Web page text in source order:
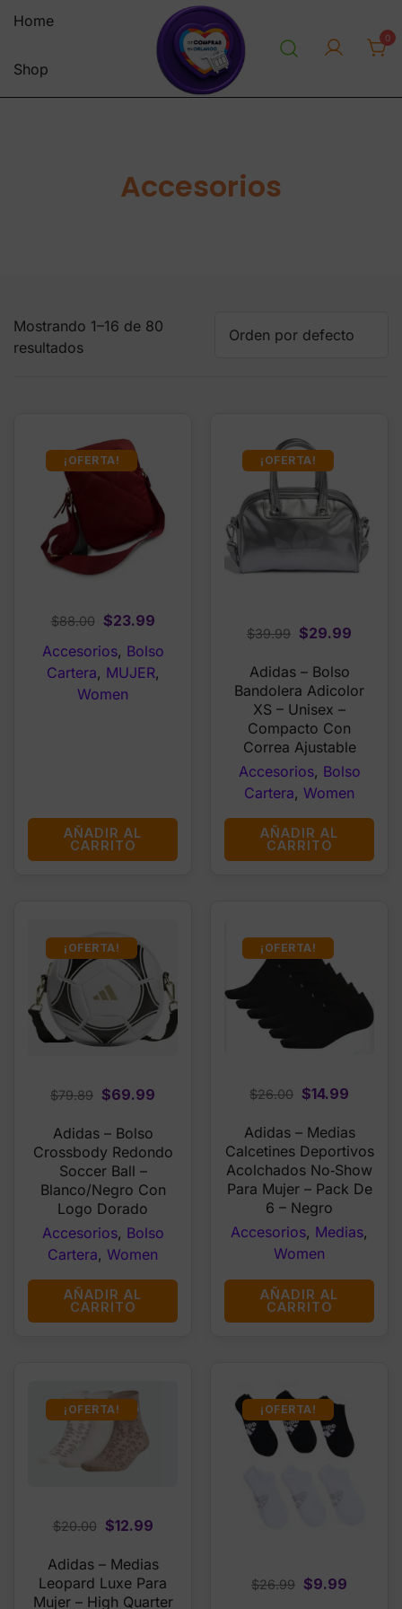
Home
Shop
0
Accesorios
Mostrando 1–16 de 80
resultados
¡OFERTA!
$88.00
Original
price
was:
$88.00.
$23.99Current
$23.99.
Accesorios, Bolso
Cartera, MUJER,
Women
AÑADIR AL
CARRITO
¡OFERTA!
$39.99 Original
was:
$39.99.
$29.99
Adidas – Bolso
Bandolera Adicolor
XS – Unisex –
Compacto Con
Correa Ajustable
Accesorios, Bolso
Cartera, Women
AÑADIR AL
CARRITO
¡OFERTA!
$79.89 Original
was:
$79.89.
$69.99
$69.99.
Adidas – Bolso
Crossbody Redondo
Soccer Ball –
Blanco/Negro Con
Logo Dorado
Accesorios, Bolso
Cartera, Women
AÑADIR AL
CARRITO
¡OFERTA!
$26.00 Original
was:
$26.00.
$14.99
is:
$14.99.
Adidas – Medias
Calcetines Deportivos
Acolchados No‑Show
Para Mujer – Pack De
6 – Negro
Accesorios, Medias,
Women
AÑADIR AL
CARRITO
¡OFERTA!
$20.00
Original
was:
$20.00.
$12.99Current
is:
$12.99.
Adidas – Medias
Leopard Luxe Para
Mujer – High Quarter
¡OFERTA!
$26.99 Original
$9.99